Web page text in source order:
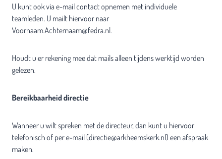
U kunt ook via e-mail contact opnemen met individuele
teamleden. U mailt hiervoor naar
Voornaam.Achternaam@fedra.nl.
Houdt u er rekening mee dat mails alleen tijdens werktijd worden
gelezen.
Bereikbaarheid directie
Wanneer u wilt spreken met de directeur, dan kunt u hiervoor
telefonisch of per e-mail (directie@arkheemskerk.nl) een afspraak
maken.